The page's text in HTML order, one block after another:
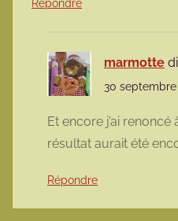
Répondre
marmotte
30 septembre
Et encore j’ai
résultat aurait été
Répondre